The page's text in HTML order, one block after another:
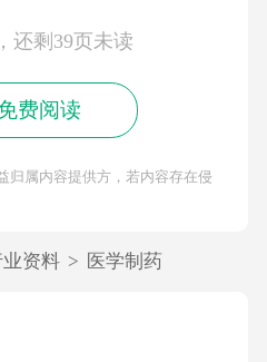
还剩39页未读
费阅读
归属内容提供方，若内容存在侵
资料 > 医学制药